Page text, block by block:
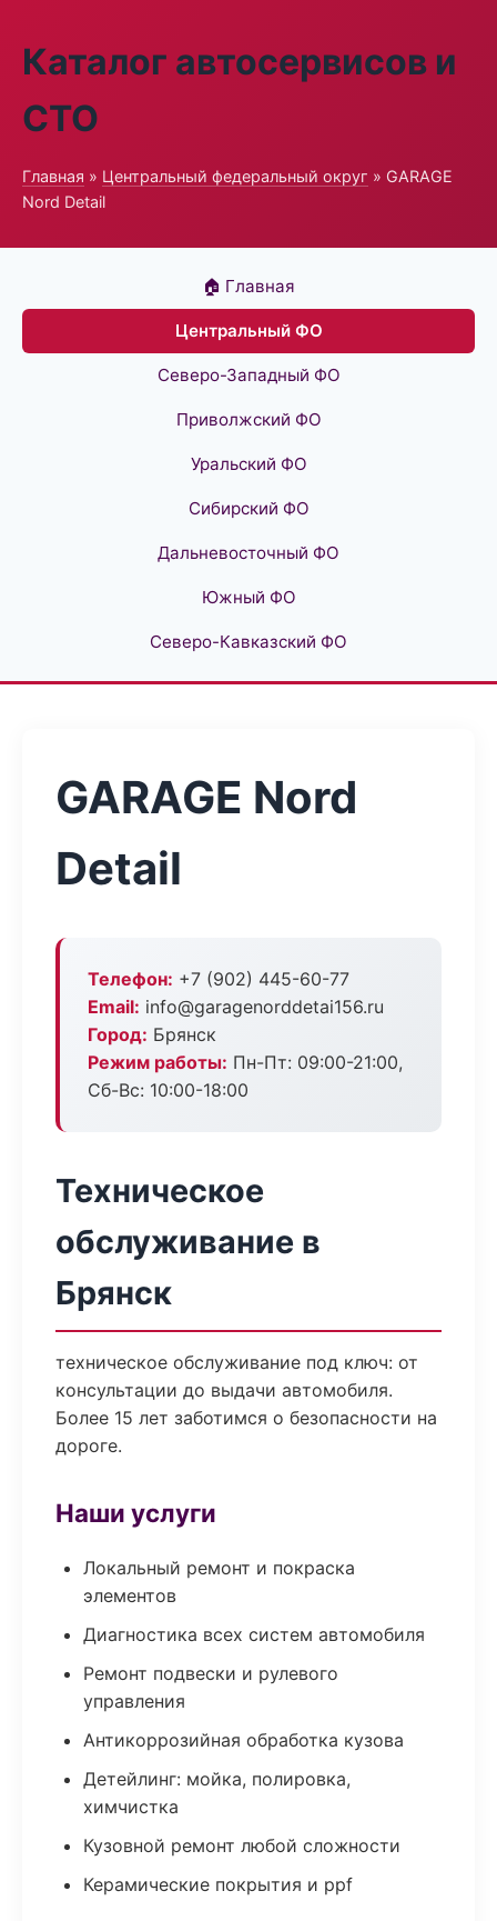
Каталог автосервисов и
СТО
Главная » Центральный федеральный округ » GARAGE
Nord Detail
🏠 Главная
Центральный ФО
Северо-Западный ФО
Приволжский ФО
Уральский ФО
Сибирский ФО
Дальневосточный ФО
Южный ФО
Северо-Кавказский ФО
GARAGE Nord
Detail
Телефон: +7 (902) 445-60-77
Email: info@garagenorddetai156.ru
Город: Брянск
Режим работы: Пн-Пт: 09:00-21:00,
Сб-Вс: 10:00-18:00
Техническое
обслуживание в
Брянск
техническое обслуживание под ключ: от
консультации до выдачи автомобиля.
Более 15 лет заботимся о безопасности на
дороге.
Наши услуги
Локальный ремонт и покраска
элементов
Диагностика всех систем автомобиля
Ремонт подвески и рулевого
управления
Антикоррозийная обработка кузова
Детейлинг: мойка, полировка,
химчистка
Кузовной ремонт любой сложности
Керамические покрытия и ppf